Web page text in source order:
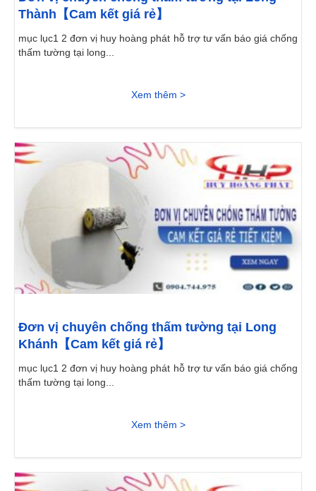
Thành【Cam kết giá rẻ】
mục lục1 2 đơn vị huy hoàng phát hỗ trợ tư vấn báo giá chống
thấm tường tại long...
Xem thêm >
Đơn vị chuyên chống thấm tường tại Long
Khánh【Cam kết giá rẻ】
mục lục1 2 đơn vị huy hoàng phát hỗ trợ tư vấn báo giá chống
thấm tường tại long...
Xem thêm >